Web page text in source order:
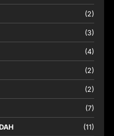
(2)
(3)
(4)
(2)
(2)
(7)
(11)